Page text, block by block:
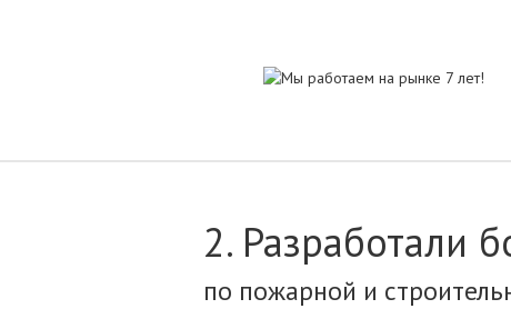
2. Разработали
по пожарной и